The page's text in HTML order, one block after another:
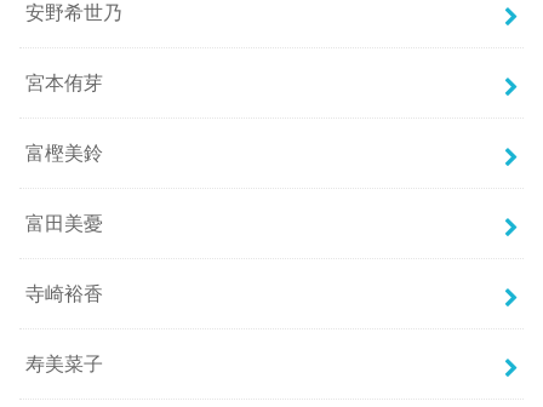
安野希世乃
宮本侑芽
富樫美鈴
富田美憂
寺崎裕香
寿美菜子